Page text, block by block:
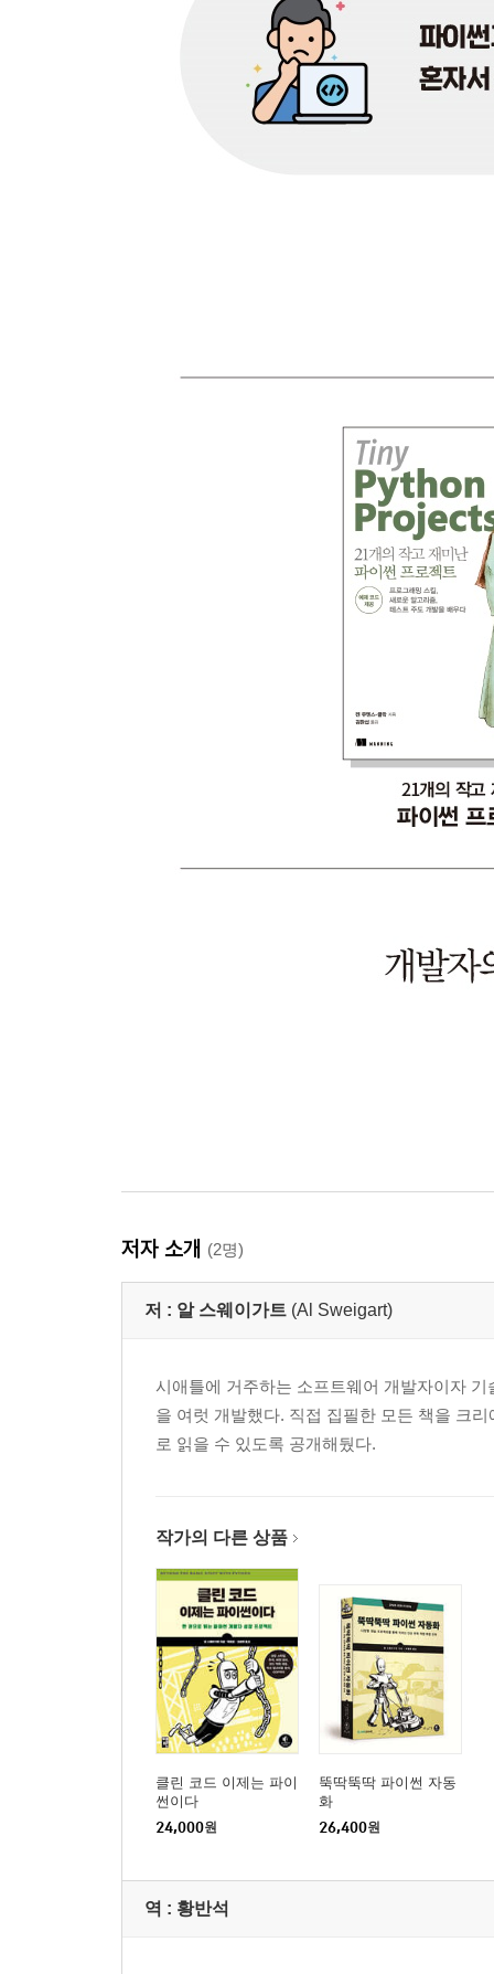
저자 소개 (2명)
저 : 알 스웨이가트 (Al Sweigart)
시애틀에 거주하는 소프트웨어 개발자이자
을 여럿 개발했다. 직접 집필한 모든 책을 크
로 읽을 수 있도록 공개해뒀다.
작가의 다른 상품
클린 코드 이제는 파이
썬이다
24,000원
뚝딱뚝딱 파이썬 자동
화
26,400원
역 : 황반석